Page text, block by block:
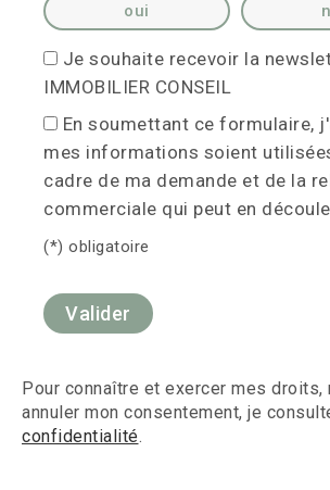
oui
Je souhaite recevoir la
IMMOBILIER CONSEIL
En soumettant ce formulaire,
mes informations soient
cadre de ma demande et de la
commerciale qui peut en
(*) obligatoire
Pour connaître et exercer mes droits,
annuler mon consentement, je
confidentialité.